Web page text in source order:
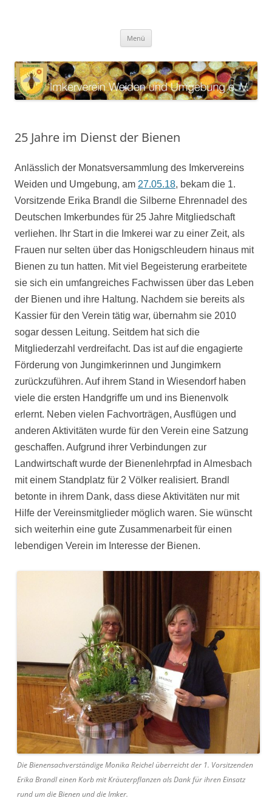
Umgebung e. V.
Menü
25 Jahre im Dienst der Bienen
Anlässlich der Monatsversammlung des Imkervereins
Weiden und Umgebung, am 27.05.18, bekam die 1.
Vorsitzende Erika Brandl die Silberne Ehrennadel des
Deutschen Imkerbundes für 25 Jahre Mitgliedschaft
verliehen. Ihr Start in die Imkerei war zu einer Zeit, als
Frauen nur selten über das Honigschleudern hinaus mit
Bienen zu tun hatten. Mit viel Begeisterung erarbeitete
sie sich ein umfangreiches Fachwissen über das Leben
der Bienen und ihre Haltung. Nachdem sie bereits als
Kassier für den Verein tätig war, übernahm sie 2010
sogar dessen Leitung. Seitdem hat sich die
Mitgliederzahl verdreifacht. Das ist auf die engagierte
Förderung von Jungimkerinnen und Jungimkern
zurückzuführen. Auf ihrem Stand in Wiesendorf haben
viele die ersten Handgriffe um und ins Bienenvolk
erlernt. Neben vielen Fachvorträgen, Ausflügen und
anderen Aktivitäten wurde für den Verein eine Satzung
geschaffen. Aufgrund ihrer Verbindungen zur
Landwirtschaft wurde der Bienenlehrpfad in Almesbach
mit einem Standplatz für 2 Völker realisiert. Brandl
betonte in ihrem Dank, dass diese Aktivitäten nur mit
Hilfe der Vereinsmitglieder möglich waren. Sie wünscht
sich weiterhin eine gute Zusammenarbeit für einen
lebendigen Verein im Interesse der Bienen.
Die Bienensachverständige Monika Reichel überreicht der 1. Vorsitzenden
Erika Brandl einen Korb mit Kräuterpflanzen als Dank für ihren Einsatz
rund um die Bienen und die Imker.